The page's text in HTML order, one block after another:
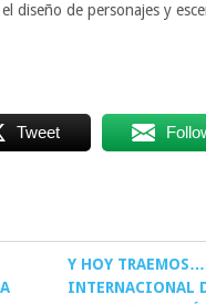
diseño de personajes y
Tweet
Y HOY
INTERNACIONAL